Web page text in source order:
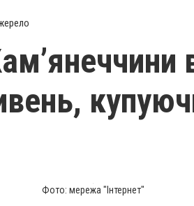
Фото: мережа "Інтернет"